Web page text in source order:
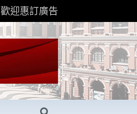
歡迎惠訂廣告